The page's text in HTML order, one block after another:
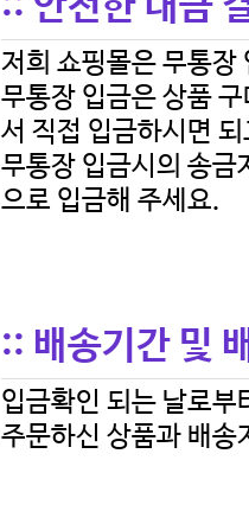
저희 쇼핑몰은 무통장
서 직접 입금하시면
으로 입금해 주세요.
:: 배송기간 및
주문하신 상품과 배송